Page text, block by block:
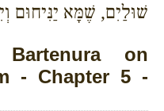
שׁוּלַיִם, שֶׁמָּא יַנִּיחוּם
on
- Chapter 5 -